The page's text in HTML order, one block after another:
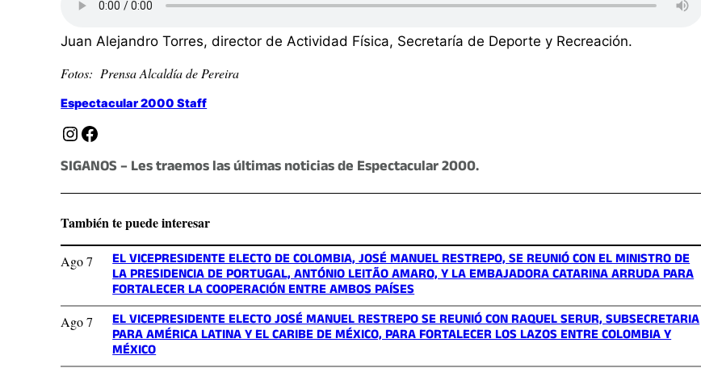
Juan Alejandro Torres, director de Actividad Física, Secretaría de Deporte y Recreación.
Fotos: Prensa Alcaldía de Pereira
Espectacular 2000 Staff
Instagram Facebook
SIGANOS – Les traemos las últimas noticias de Espectacular 2000.
También te puede interesar
Ago 7 EL VICEPRESIDENTE ELECTO DE COLOMBIA, JOSÉ MANUEL RESTREPO, SE REUNIÓ CON EL MINISTRO DE
LA PRESIDENCIA DE PORTUGAL, ANTÓNIO LEITÃO AMARO, Y LA EMBAJADORA CATARINA ARRUDA PARA
FORTALECER LA COOPERACIÓN ENTRE AMBOS PAÍSES
Ago 7 EL VICEPRESIDENTE ELECTO JOSÉ MANUEL RESTREPO SE REUNIÓ CON RAQUEL SERUR, SUBSECRETARIA
PARA AMÉRICA LATINA Y EL CARIBE DE MÉXICO, PARA FORTALECER LOS LAZOS ENTRE COLOMBIA Y
MÉXICO